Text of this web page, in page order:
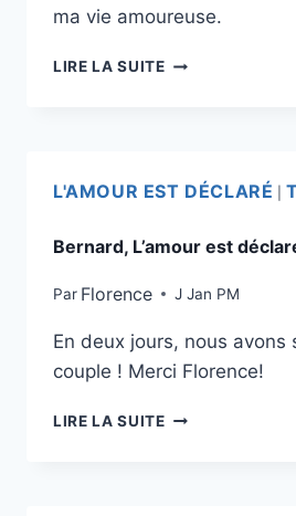
ma vie amoureuse.
LIRE LA SUITE
L'AMOUR EST DÉCLARÉ |
Bernard, L’amour est
Par Florence J Jan PM
En deux jours, nous avons
couple ! Merci Florence!
LIRE LA SUITE